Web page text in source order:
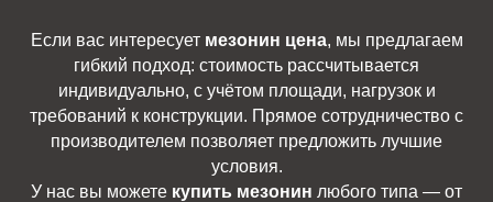
Если вас интересует мезонин цена, мы предлагаем
гибкий подход: стоимость рассчитывается
индивидуально, с учётом площади, нагрузок и
требований к конструкции. Прямое сотрудничество с
производителем позволяет предложить лучшие
условия.
У нас вы можете купить мезонин любого типа — от